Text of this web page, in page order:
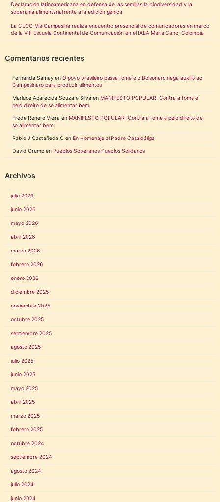
Declaración latinoamericana en defensa de las semillas,la biodiversidad y la
soberanía alimentariafrente a la edición génica
La CLOC-Vía Campesina realiza encuentro presencial de comunicadores en marco
de la VIII Escuela Continental de Comunicación en el IALA María Cano, Colombia
Comentarios recientes
Fernanda Samay en O povo brasileiro passa fome e o Bolsonaro nega auxílio ao
Campesinato para produzir alimentos
Marluce Aparecida Souza e Silva en MANIFESTO POPULAR: Contra a fome e
pelo direito de se alimentar bem
Frede Renero Vieira en MANIFESTO POPULAR: Contra a fome e pelo direito de
se alimentar bem
Pablo J Castañeda C en En Homenaje al Padre Casaldáliga
David Crump en Pueblos Soberanos Pueblos Solidarios
Archivos
julio 2026
junio 2026
mayo 2026
abril 2026
marzo 2026
febrero 2026
enero 2026
diciembre 2025
noviembre 2025
octubre 2025
septiembre 2025
agosto 2025
julio 2025
junio 2025
mayo 2025
abril 2025
marzo 2025
febrero 2025
octubre 2024
septiembre 2024
agosto 2024
julio 2024
junio 2024